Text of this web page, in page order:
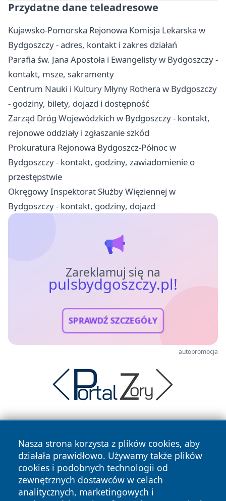
Przydatne dane teleadresowe
Kujawsko-Pomorska Rejonowa Komisja Lekarska w
Bydgoszczy - adres, kontakt i zakres działań
Parafia św. Jana Apostoła i Ewangelisty w Bydgoszczy -
kontakt, msze, sakramenty
Centrum Nauki i Kultury Młyny Rothera w Bydgoszczy
- godziny, bilety, dojazd i dostępność
Zarząd Dróg Wojewódzkich w Bydgoszczy - kontakt,
rejonowe oddziały i zgłaszanie szkód
Prokuratura Rejonowa Bydgoszcz-Północ w
Bydgoszczy - kontakt, godziny, zawiadomienie o
przestępstwie
Okręgowy Inspektorat Służby Więziennej w
Bydgoszczy - kontakt, godziny, dojazd
Zareklamuj się na
pulsbydgoszczy.pl!
SPRAWDŹ SZCZEGÓŁY
autopromocja
Nasza strona korzysta z plików cookies, aby
działała prawidłowo. Używamy także plików
cookies i podobnych technologii od
zewnętrznych dostawców w celach
analitycznych, marketingowych i
Copyright © 2026 pulsbydgoszczy.pl Wszystkie prawa
zastrzeżone.